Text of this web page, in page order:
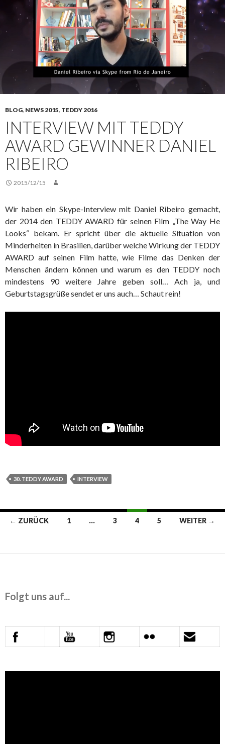
BLOG, NEWS 2015, TEDDY 2016
INTERVIEW MIT TEDDY
AWARD GEWINNER DANIEL
RIBEIRO
2015/12/15
Wir haben ein Skype-Interview mit Daniel Ribeiro gemacht,
der 2014 den TEDDY AWARD für seinen Film „The Way He
Looks“ bekam. Er spricht über die aktuelle Situation von
Minderheiten in Brasilien, darüber welche Wirkung der TEDDY
AWARD auf seinen Film hatte, wie Filme das Denken der
Menschen ändern können und warum es den TEDDY noch
mindestens 90 weitere Jahre geben soll… Ach ja, und
Geburtstagsgrüße sendet er uns auch… Schaut rein!
30. TEDDY AWARD INTERVIEW
Beitrags-
← ZURÜCK 1 … 3 4 5 WEITER →
Folgt uns auf...